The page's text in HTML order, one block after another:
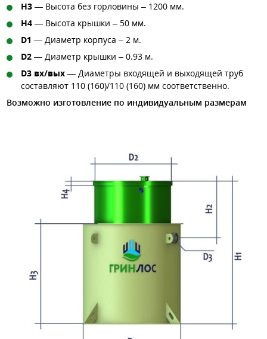
H3 — Высота без горловины – 1200 мм.
H4 — Высота крышки – 50 мм.
D1 — Диаметр корпуса – 2 м.
D2 — Диаметр крышки – 0.93 м.
D3 вх/вых — Диаметры входящей и выходящей труб
составляют 110 (160)/110 (160) мм соответственно.
Возможно изготовление по индивидуальным размерам